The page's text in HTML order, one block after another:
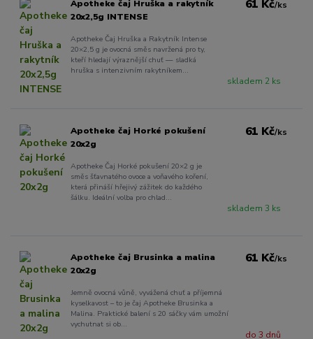
Apotheke čaj Hruška a rakytník
20x2,5g INTENSE
Apotheke Čaj Hruška a Rakytník Intense
20×2,5 g je ovocná směs navržená pro ty,
kteří hledají výraznější chuť — sladká
hruška s intenzivním rakytníkem...
61 Kč/ks
skladem 2 ks
Apotheke čaj Horké pokušení
20x2g
Apotheke Čaj Horké pokušení 20×2 g je
směs šťavnatého ovoce a voňavého koření,
která přináší hřejivý zážitek do každého
šálku. Ideální volba pro chlad...
61 Kč/ks
skladem 3 ks
Apotheke čaj Brusinka a malina
20x2g
Jemně ovocná vůně, vyvážená chuť a příjemná
kyselkavost – to je čaj Apotheke Brusinka a
Malina. Praktické balení s 20 sáčky vám umožní
vychutnat si ob...
61 Kč/ks
do 3 dnů